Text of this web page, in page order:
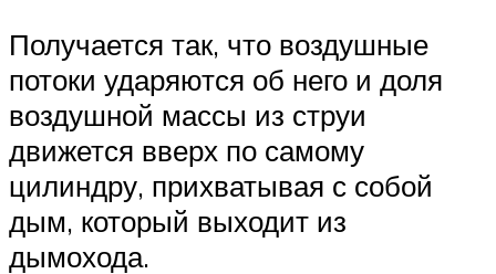
Получается так, что воздушные
потоки ударяются об него и доля
воздушной массы из струи
движется вверх по самому
цилиндру, прихватывая с собой
дым, который выходит из
дымохода.